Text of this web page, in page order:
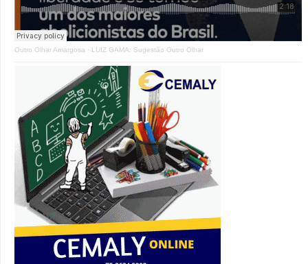
Outro Olhar Amargosa · LUIZ GAMA: Sugestão Outro Olhar